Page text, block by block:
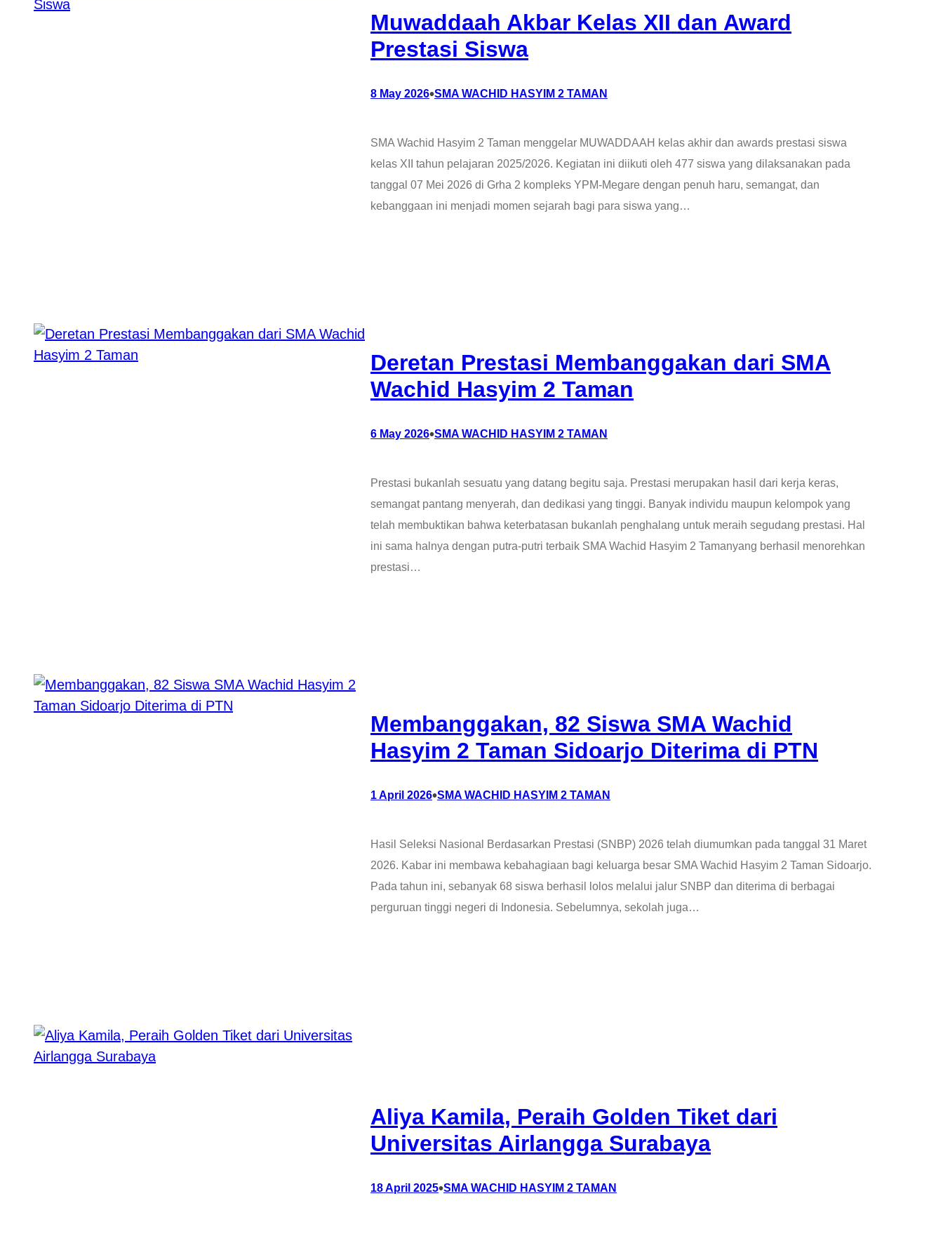
Muwaddaah Akbar Kelas XII dan Award
Prestasi Siswa
8 May 2026•SMA WACHID HASYIM 2 TAMAN
SMA Wachid Hasyim 2 Taman menggelar MUWADDAAH kelas akhir dan awards prestasi siswa
kelas XII tahun pelajaran 2025/2026. Kegiatan ini diikuti oleh 477 siswa yang dilaksanakan pada
tanggal 07 Mei 2026 di Grha 2 kompleks YPM-Megare dengan penuh haru, semangat, dan
kebanggaan ini menjadi momen sejarah bagi para siswa yang…
Deretan Prestasi Membanggakan dari SMA
Wachid Hasyim 2 Taman
6 May 2026•SMA WACHID HASYIM 2 TAMAN
Prestasi bukanlah sesuatu yang datang begitu saja. Prestasi merupakan hasil dari kerja keras,
semangat pantang menyerah, dan dedikasi yang tinggi. Banyak individu maupun kelompok yang
telah membuktikan bahwa keterbatasan bukanlah penghalang untuk meraih segudang prestasi. Hal
ini sama halnya dengan putra-putri terbaik SMA Wachid Hasyim 2 Tamanyang berhasil menorehkan
prestasi…
Membanggakan, 82 Siswa SMA Wachid
Hasyim 2 Taman Sidoarjo Diterima di PTN
1 April 2026•SMA WACHID HASYIM 2 TAMAN
Hasil Seleksi Nasional Berdasarkan Prestasi (SNBP) 2026 telah diumumkan pada tanggal 31 Maret
2026. Kabar ini membawa kebahagiaan bagi keluarga besar SMA Wachid Hasyim 2 Taman Sidoarjo.
Pada tahun ini, sebanyak 68 siswa berhasil lolos melalui jalur SNBP dan diterima di berbagai
perguruan tinggi negeri di Indonesia. Sebelumnya, sekolah juga…
Aliya Kamila, Peraih Golden Tiket dari
Universitas Airlangga Surabaya
18 April 2025•SMA WACHID HASYIM 2 TAMAN